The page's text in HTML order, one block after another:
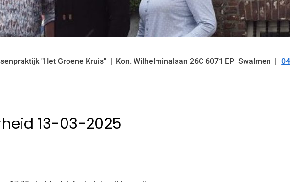
"Het Groene Kruis" Kon. Wilhelminalaan 26C 6071 EP Swalmen
13-03-2025